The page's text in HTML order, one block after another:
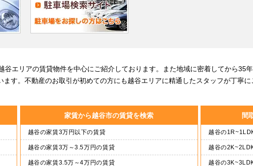
エリアの賃貸物件を中心にご紹介しております。また地域に密着してから35
す。不動産のお取引が初めての方にも越谷エリアに精通したスタッフが丁寧
家賃から越谷市の賃貸を検索
越谷の家賃3万円以下の賃貸
越谷の家賃3万～3.5万円の賃貸
越谷の家賃3.5万～4万円の賃貸
間
越谷の
越谷の
越谷の